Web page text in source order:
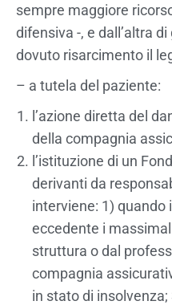
sempre maggiore
difensiva -, e dall’altra
dovuto risarcimento il
– a tutela del paziente:
l’azione diretta del
della compagnia
l’istituzione di un
derivanti da
interviene: 1)
eccedente i
struttura o dal
compagnia
in stato di